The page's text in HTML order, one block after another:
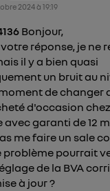
2024à19:19
Bonjour,
réponse, je ne
il y a bien quasi
un bruit au
de changer
d'occasion chez
garanti de 12
me faire un sale
problème pourrait
de la BVA
à jour ?